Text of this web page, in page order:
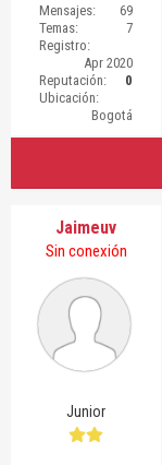
Mensajes:
69
Temas:
7
Registro:
Apr 2020
Reputación:
0
Ubicación:
Bogotá
Jaimeuv
Sin conexión
Junior